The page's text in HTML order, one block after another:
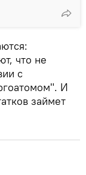
что не
с
И
займет